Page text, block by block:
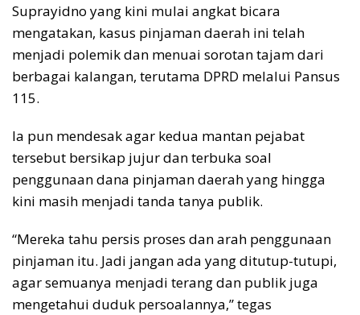
Suprayidno yang kini mulai angkat bicara
mengatakan, kasus pinjaman daerah ini telah
menjadi polemik dan menuai sorotan tajam dari
berbagai kalangan, terutama DPRD melalui Pansus
115.
Ia pun mendesak agar kedua mantan pejabat
tersebut bersikap jujur dan terbuka soal
penggunaan dana pinjaman daerah yang hingga
kini masih menjadi tanda tanya publik.
“Mereka tahu persis proses dan arah penggunaan
pinjaman itu. Jadi jangan ada yang ditutup-tutupi,
agar semuanya menjadi terang dan publik juga
mengetahui duduk persoalannya,” tegas